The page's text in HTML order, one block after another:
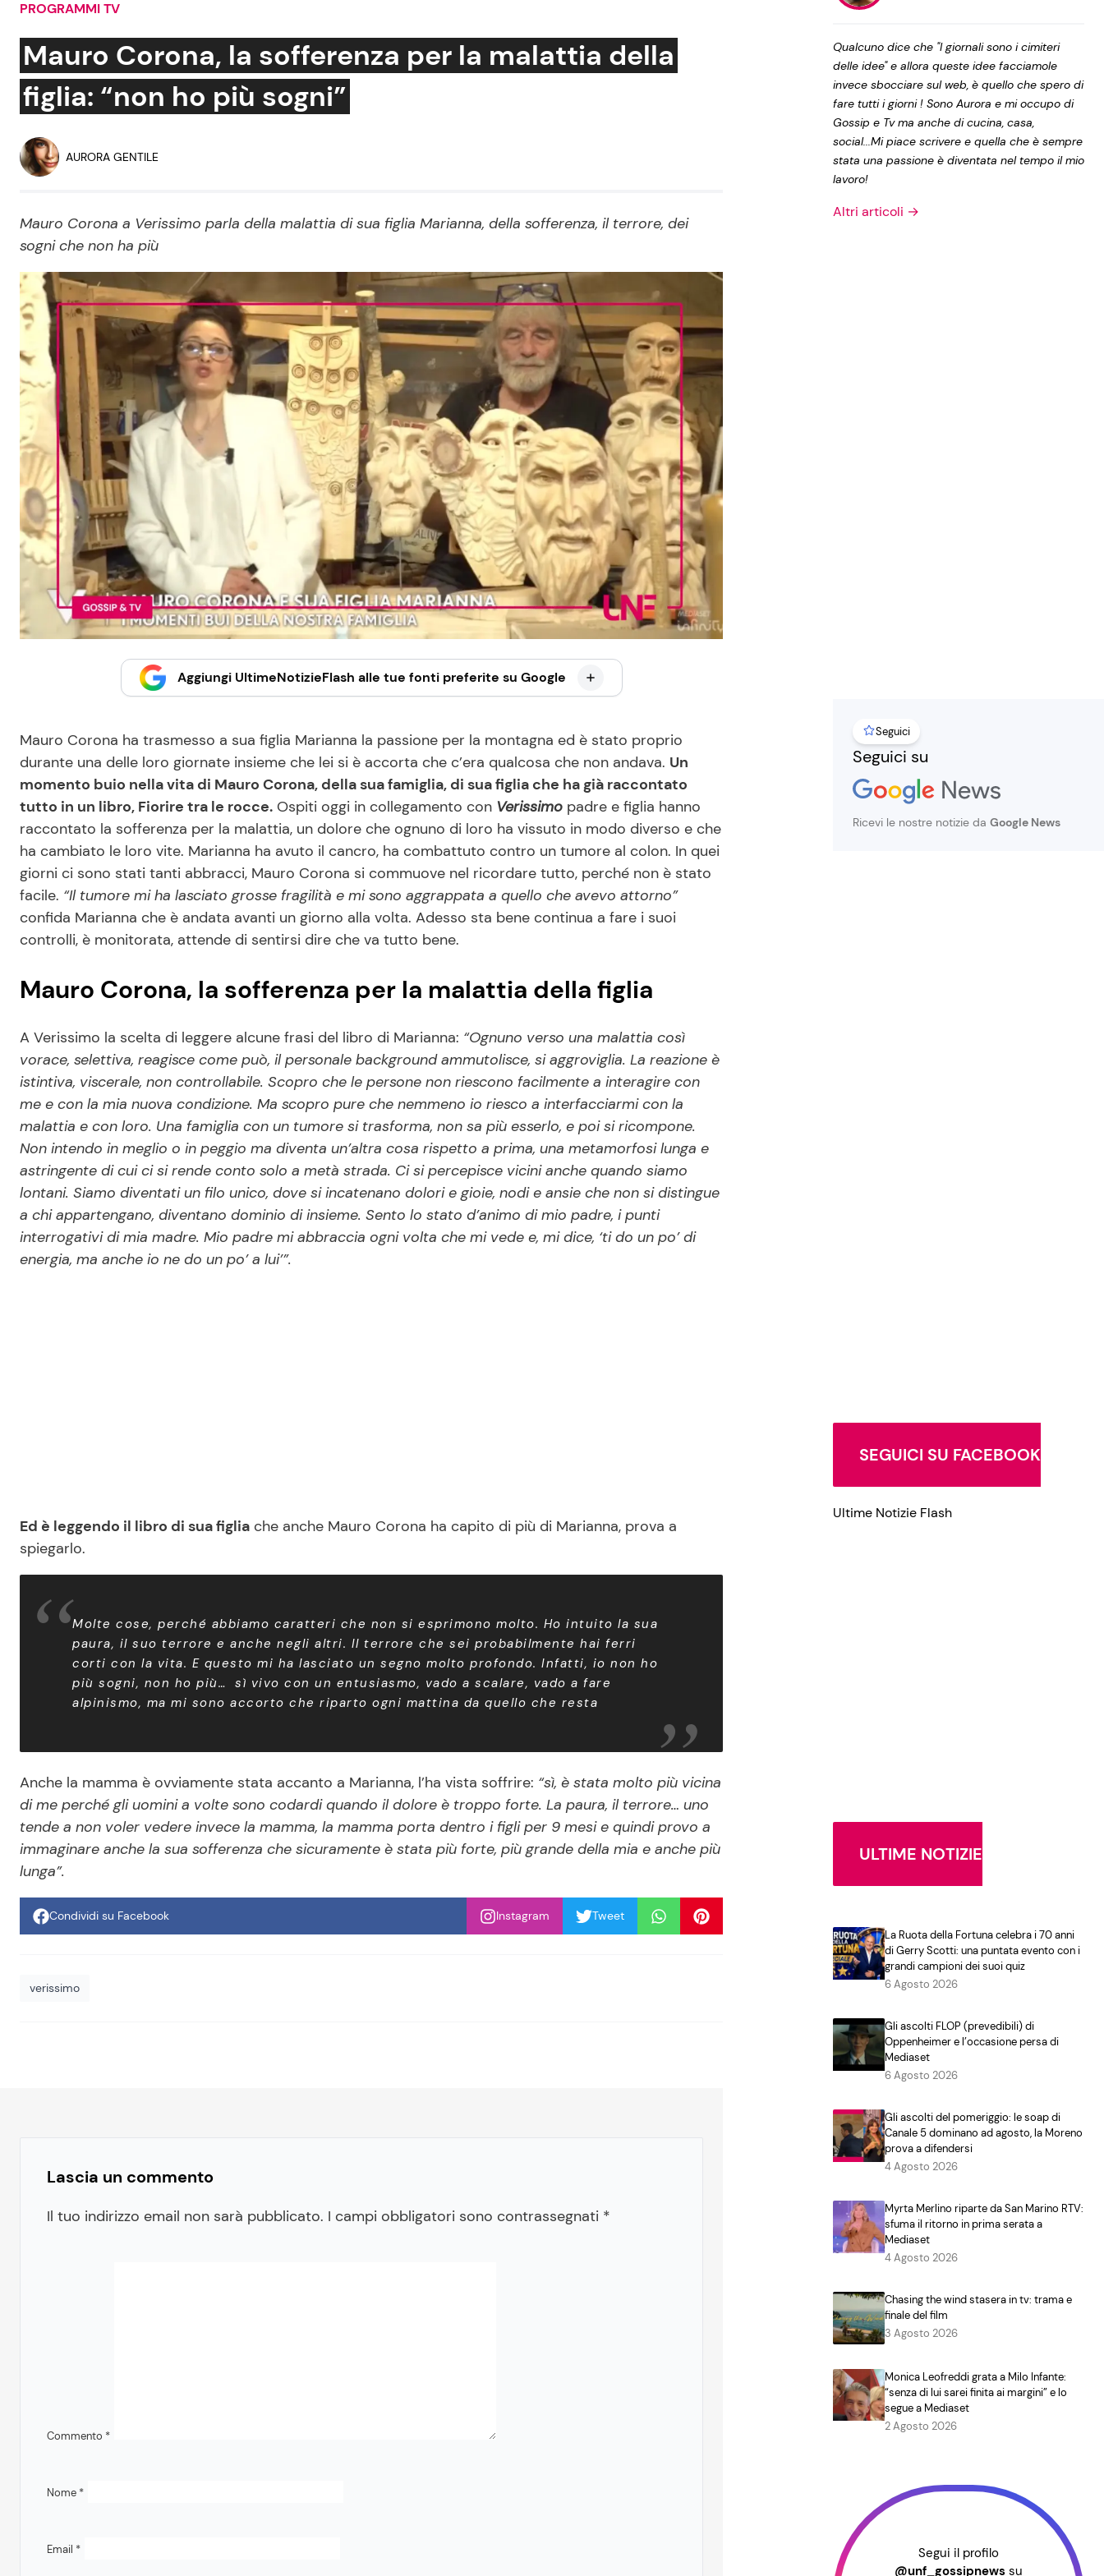
Social News
News dal mondo
Benessere
Mondo Mamma
Salute
Viaggi e Turismo
Festività
Le Ricette in TV
Ricette Facili e Veloci
Ricette Feste
Ricette per Bambini
Privacy Policy
PROGRAMMI TV
Mauro Corona, la sofferenza per la malattia della
figlia: “non ho più sogni”
AURORA GENTILE
Mauro Corona a Verissimo parla della malattia di sua figlia Marianna, della sofferenza, il terrore, dei
sogni che non ha più
Aggiungi UltimeNotizieFlash alle tue fonti preferite su Google
Mauro Corona ha trasmesso a sua figlia Marianna la passione per la montagna ed è stato proprio
durante una delle loro giornate insieme che lei si è accorta che c’era qualcosa che non andava. Un
momento buio nella vita di Mauro Corona, della sua famiglia, di sua figlia che ha già raccontato
tutto in un libro, Fiorire tra le rocce. Ospiti oggi in collegamento con Verissimo padre e figlia hanno
raccontato la sofferenza per la malattia, un dolore che ognuno di loro ha vissuto in modo diverso e che
ha cambiato le loro vite. Marianna ha avuto il cancro, ha combattuto contro un tumore al colon. In quei
giorni ci sono stati tanti abbracci, Mauro Corona si commuove nel ricordare tutto, perché non è stato
facile. “Il tumore mi ha lasciato grosse fragilità e mi sono aggrappata a quello che avevo attorno”
confida Marianna che è andata avanti un giorno alla volta. Adesso sta bene continua a fare i suoi
controlli, è monitorata, attende di sentirsi dire che va tutto bene.
Mauro Corona, la sofferenza per la malattia della figlia
A Verissimo la scelta di leggere alcune frasi del libro di Marianna: “Ognuno verso una malattia così
vorace, selettiva, reagisce come può, il personale background ammutolisce, si aggroviglia. La reazione è
istintiva, viscerale, non controllabile. Scopro che le persone non riescono facilmente a interagire con
me e con la mia nuova condizione. Ma scopro pure che nemmeno io riesco a interfacciarmi con la
malattia e con loro. Una famiglia con un tumore si trasforma, non sa più esserlo, e poi si ricompone.
Non intendo in meglio o in peggio ma diventa un’altra cosa rispetto a prima, una metamorfosi lunga e
astringente di cui ci si rende conto solo a metà strada. Ci si percepisce vicini anche quando siamo
lontani. Siamo diventati un filo unico, dove si incatenano dolori e gioie, nodi e ansie che non si distingue
a chi appartengano, diventano dominio di insieme. Sento lo stato d’animo di mio padre, i punti
interrogativi di mia madre. Mio padre mi abbraccia ogni volta che mi vede e, mi dice, ‘ti do un po’ di
energia, ma anche io ne do un po’ a lui’”.
Ed è leggendo il libro di sua figlia che anche Mauro Corona ha capito di più di Marianna, prova a
spiegarlo.
Molte cose, perché abbiamo caratteri che non si esprimono molto. Ho intuito la sua
paura, il suo terrore e anche negli altri. Il terrore che sei probabilmente hai ferri
corti con la vita. E questo mi ha lasciato un segno molto profondo. Infatti, io non ho
più sogni, non ho più… sì vivo con un entusiasmo, vado a scalare, vado a fare
alpinismo, ma mi sono accorto che riparto ogni mattina da quello che resta
Anche la mamma è ovviamente stata accanto a Marianna, l’ha vista soffrire: “sì, è stata molto più vicina
di me perché gli uomini a volte sono codardi quando il dolore è troppo forte. La paura, il terrore… uno
tende a non voler vedere invece la mamma, la mamma porta dentro i figli per 9 mesi e quindi provo a
immaginare anche la sua sofferenza che sicuramente è stata più forte, più grande della mia e anche più
lunga”.
Condividi su Facebook Instagram Tweet
verissimo
Lascia un commento
Il tuo indirizzo email non sarà pubblicato. I campi obbligatori sono contrassegnati *
Commento *
Nome *
Email *
Qualcuno dice che "I giornali sono i cimiteri
delle idee" e allora queste idee facciamole
invece sbocciare sul web, è quello che spero di
fare tutti i giorni ! Sono Aurora e mi occupo di
Gossip e Tv ma anche di cucina, casa,
social...Mi piace scrivere e quella che è sempre
stata una passione è diventata nel tempo il mio
lavoro!
Altri articoli →
Seguici
Seguici su
Ricevi le nostre notizie da Google News
SEGUICI SU FACEBOOK
Ultime Notizie Flash
ULTIME NOTIZIE
La Ruota della Fortuna celebra i 70 anni
di Gerry Scotti: una puntata evento con i
grandi campioni dei suoi quiz
6 Agosto 2026
Gli ascolti FLOP (prevedibili) di
Oppenheimer e l’occasione persa di
Mediaset
6 Agosto 2026
Gli ascolti del pomeriggio: le soap di
Canale 5 dominano ad agosto, la Moreno
prova a difendersi
4 Agosto 2026
Myrta Merlino riparte da San Marino RTV:
sfuma il ritorno in prima serata a
Mediaset
4 Agosto 2026
Chasing the wind stasera in tv: trama e
finale del film
3 Agosto 2026
Monica Leofreddi grata a Milo Infante:
“senza di lui sarei finita ai margini” e lo
segue a Mediaset
2 Agosto 2026
Segui il profilo
@unf_gossipnews su